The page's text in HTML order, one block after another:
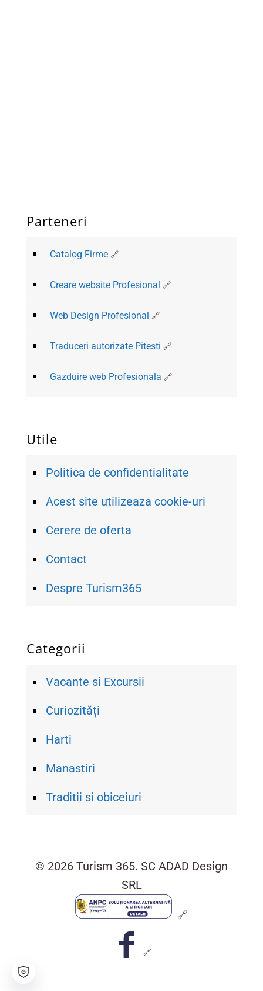
Parteneri
Catalog Firme
Creare website Profesional
Web Design Profesional
Traduceri autorizate Pitesti
Gazduire web Profesionala
Utile
Politica de confidentialitate
Acest site utilizeaza cookie-uri
Cerere de oferta
Contact
Despre Turism365
Categorii
Vacante si Excursii
Curiozități
Harti
Manastiri
Traditii si obiceiuri
© 2026 Turism 365. SC ADAD Design
SRL